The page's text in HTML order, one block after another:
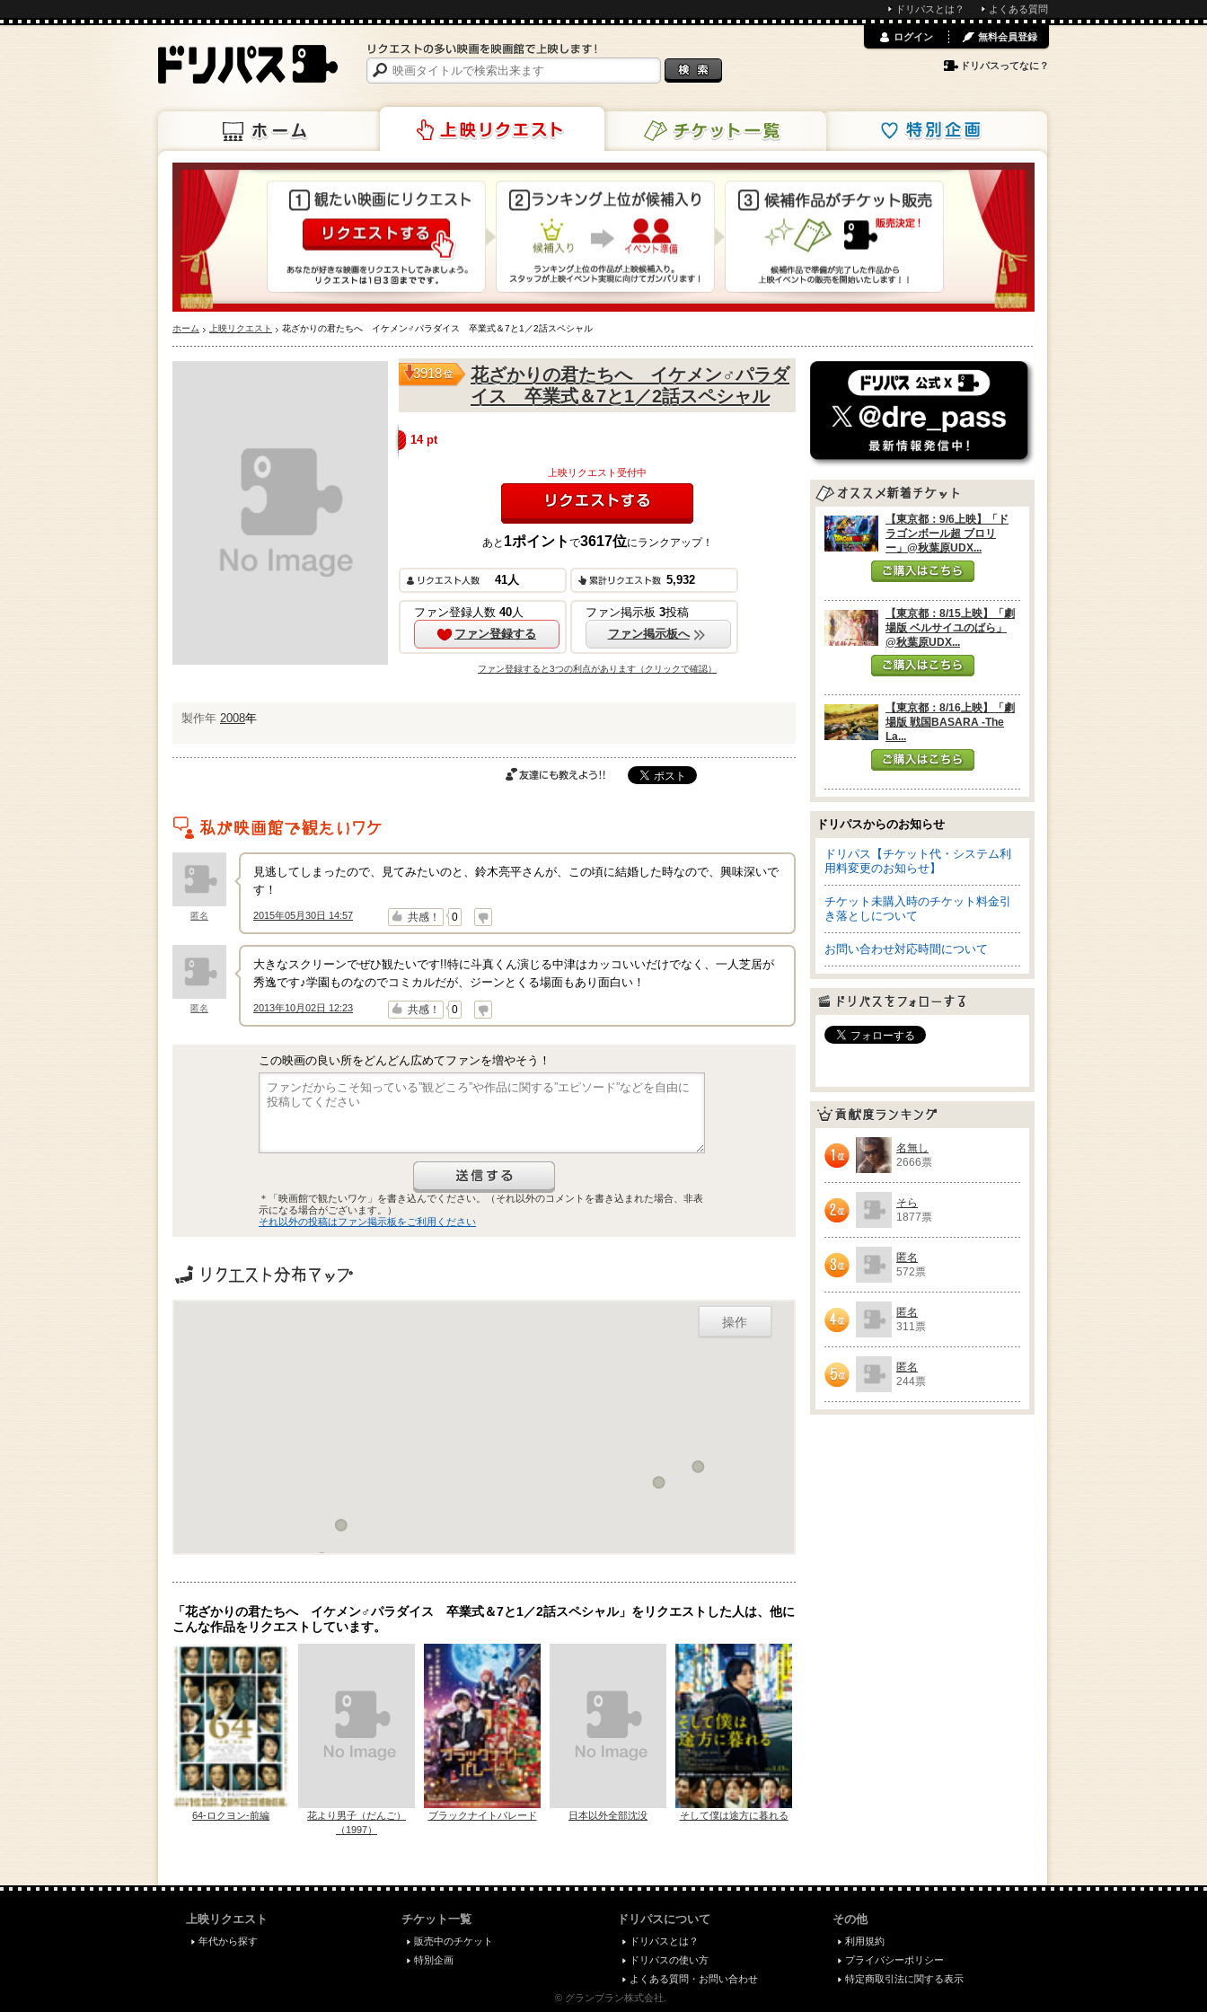
ドリパスとは？ よくある質問
チケット一覧 特別企画
ログイン 無料会員登録
ドリパスってなに？
ホーム 上映リクエスト 花ざかりの君たちへ イケメン♂パラダイス 卒業式＆7と1／2話スペシャル
3918位
花ざかりの君たちへ イケメン♂パラダ
イス 卒業式＆7と1／2話スペシャル
14pt
上映リクエスト受付中
リクエストする
あと 1ポイント で3617位にランクアップ！
41人 5,932
ファン登録人数 40人
ファン登録する
ファン掲示板 3投稿
ファン掲示板へ
ファン登録すると3つの利点があります（クリックで確認）
製作年 2008年
私がこの作品を映画館で観たいワケ
匿名
見逃してしまったので、見てみたいのと、鈴木亮平さんが、この頃に結婚した時なので、興味深いで
す！
2015年05月30日 14:57
↑ 共感！ 0
↓
匿名
大きなスクリーンでぜひ観たいです!!特に斗真くん演じる中津はカッコいいだけでなく、一人芝居が
秀逸です♪学園ものなのでコミカルだが、ジーンとくる場面もあり面白い！
2013年10月02日 12:23
↑ 共感！ 0
↓
この映画の良い所をどんどん広めてファンを増やそう！
＊「映画館で観たいワケ」を書き込んでください。（それ以外のコメントを書き込まれた場合、非表
示になる場合がございます。）
それ以外の投稿はファン掲示板をご利用ください
操作
「花ざかりの君たちへ イケメン♂パラダイス 卒業式＆7と1／2話スペシャル」をリクエストした人は、他に
こんな作品をリクエストしています。
64-ロクヨン-前編
花より男子（だんご）
（1997）
ブラックナイトパレード 日本以外全部沈没 そして僕は途方に暮れる
【東京都：9/6上映】「ド
ラゴンボール超 ブロリ
ー」@秋葉原UDX...
ご購入はこちら
【東京都：8/15上映】「劇
場版 ベルサイユのばら」
@秋葉原UDX...
【東京都：8/16上映】「劇
場版 戦国BASARA -The
La...
ご購入はこちら
ドリパスからのお知らせ
ドリパス【チケット代・システム利
用料変更のお知らせ】
チケット未購入時のチケット料金引
き落としについて
お問い合わせ対応時間について
ドリパスをフォローする
貢献度ランキング名無し
2666票
そら
1877票
匿名
572票
匿名
311票
匿名
244票
上映リクエスト
年代から探す
チケット一覧
販売中のチケット
特別企画
ドリパスについて
ドリパスとは？
ドリパスの使い方
よくある質問・お問い合わせ
その他
利用規約
プライバシーポリシー
特定商取引法に関する表示
© グランプラン株式会社.